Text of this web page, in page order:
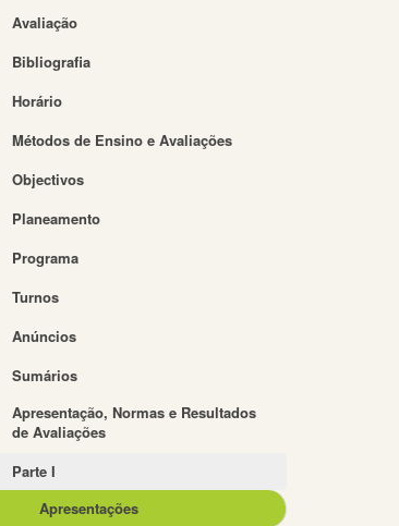
Avaliação
Bibliografia
Horário
Métodos de Ensino e Avaliações
Objectivos
Planeamento
Programa
Turnos
Anúncios
Sumários
Apresentação, Normas e Resultados
de Avaliações
Parte I
Apresentações